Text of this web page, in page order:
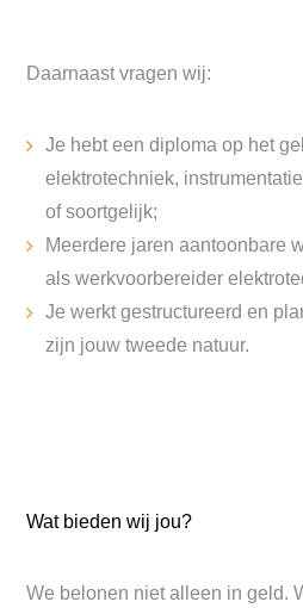
Daarnaast vragen wij:
Je hebt een diploma op het
elektrotechniek,
of soortgelijk;
Meerdere jaren aantoonbare
als werkvoorbereider
Je werkt gestructureerd en
zijn jouw tweede natuur.
Wat bieden wij jou?
We belonen niet alleen in geld.